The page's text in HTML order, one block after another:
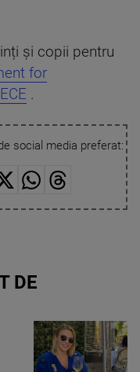
și copii pentru
for
.
social media preferat:
DE